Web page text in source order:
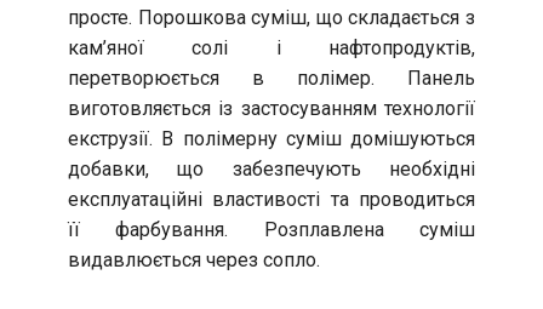
просте. Порошкова суміш, що складається з
кам’яної солі і нафтопродуктів,
перетворюється в полімер. Панель
виготовляється із застосуванням технології
екструзії. В полімерну суміш домішуються
добавки, що забезпечують необхідні
експлуатаційні властивості та проводиться
її фарбування. Розплавлена суміш
видавлюється через сопло.